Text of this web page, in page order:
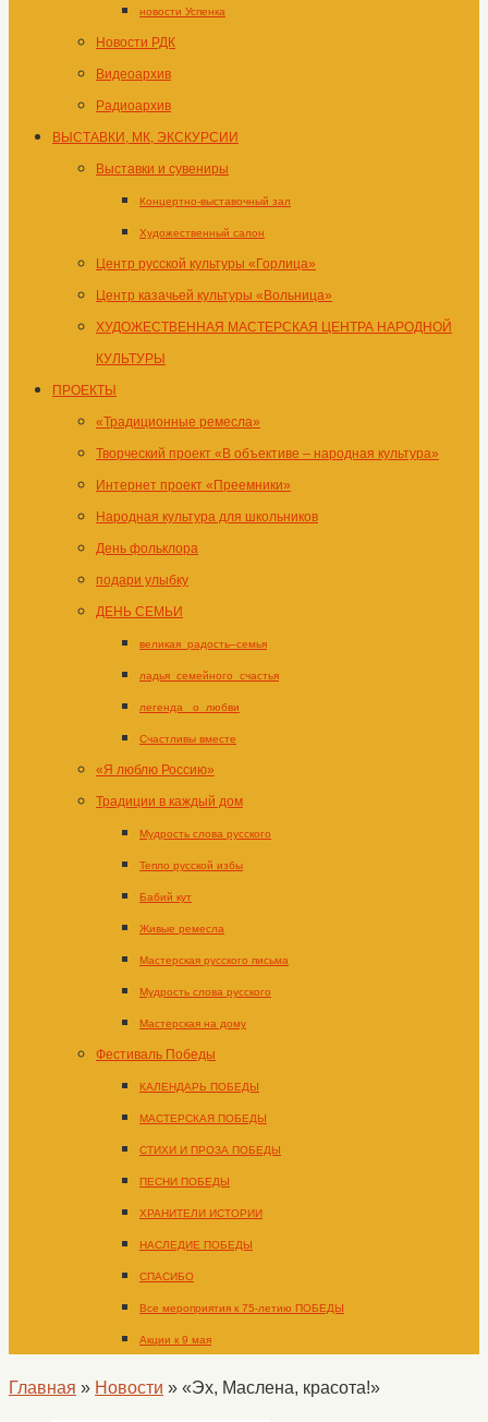
новости Успенка
Новости РДК
Видеоархив
Радиоархив
ВЫСТАВКИ, МК, ЭКСКУРСИИ
Выставки и сувениры
Концертно-выставочный зал
Художественный салон
Центр русской культуры «Горлица»
Центр казачьей культуры «Вольница»
ХУДОЖЕСТВЕННАЯ МАСТЕРСКАЯ ЦЕНТРА НАРОДНОЙ
КУЛЬТУРЫ
ПРОЕКТЫ
«Традиционные ремесла»
Творческий проект «В объективе – народная культура»
Интернет проект «Преемники»
Народная культура для школьников
День фольклора
подари улыбку
ДЕНЬ СЕМЬИ
великая_радость–семья
ладья_семейного_счастья
легенда _о_любви
Счастливы вместе
«Я люблю Россию»
Традиции в каждый дом
Мудрость слова русского
Тепло русской избы
Бабий кут
Живые ремесла
Мастерская русского письма
Мудрость слова русского
Мастерская на дому
Фестиваль Победы
КАЛЕНДАРЬ ПОБЕДЫ
МАСТЕРСКАЯ ПОБЕДЫ
СТИХИ И ПРОЗА ПОБЕДЫ
ПЕСНИ ПОБЕДЫ
ХРАНИТЕЛИ ИСТОРИИ
НАСЛЕДИЕ ПОБЕДЫ
СПАСИБО
Все мероприятия к 75-летию ПОБЕДЫ
Акции к 9 мая
Главная » Новости » «Эх, Маслена, красота!»